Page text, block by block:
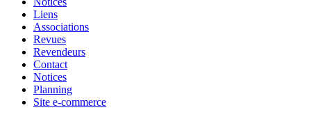
Liens
Associations
Revues
Revendeurs
Contact
Notices
Planning
Site e-commerce